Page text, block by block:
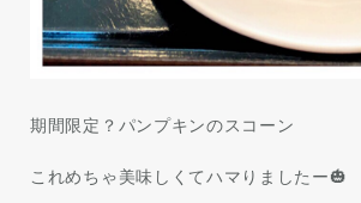
期間限定？パンプキンのスコーン
これめちゃ美味しくてハマりましたー🎃